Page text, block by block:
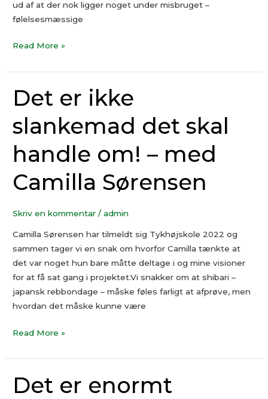
ud af at der nok ligger noget under misbruget –
følelsesmæssige
Read More »
Det er ikke
slankemad det skal
handle om! – med
Camilla Sørensen
Skriv en kommentar /admin
Camilla Sørensen har tilmeldt sig Tykhøjskole 2022 og
sammen tager vi en snak om hvorfor Camilla tænkte at
det var noget hun bare måtte deltage i og mine visioner
for at få sat gang i projektet.Vi snakker om at shibari –
japansk rebbondage – måske føles farligt at afprøve, men
hvordan det måske kunne være
Det
er
ikke
slankemad
det
skal
handle
om!
Camilla
Sørensen
Read More »
Det er enormt
Det
er